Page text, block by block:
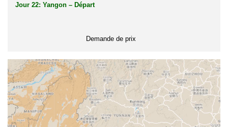
Jour 22: Yangon – Départ
Demande de prix